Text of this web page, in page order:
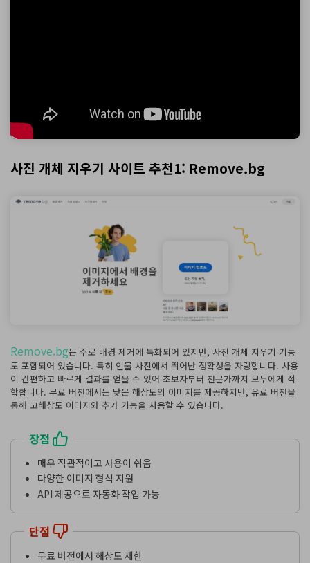
사진 개체 지우기 사이트 추천1: Remove.bg
Remove.bg는 주로 배경 제거에 특화되어 있지만, 사진 개체 지우기 기능
도 포함되어 있습니다. 특히 인물 사진에서 뛰어난 정확성을 자랑합니다. 사용
이 간편하고 빠르게 결과를 얻을 수 있어 초보자부터 전문가까지 모두에게 적
합합니다. 무료 버전에서는 낮은 해상도의 이미지를 제공하지만, 유료 버전을
통해 고해상도 이미지와 추가 기능을 사용할 수 있습니다.
장점
매우 직관적이고 사용이 쉬움
다양한 이미지 형식 지원
API 제공으로 자동화 작업 가능
단점
무료 버전에서 해상도 제한